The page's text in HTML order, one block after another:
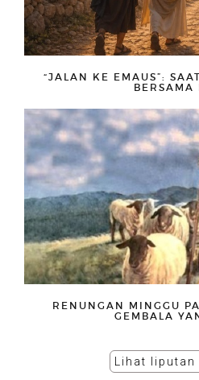
“JALAN KE EMAUS”:
BERSAMA
RENUNGAN MINGGU
GEMBALA
Lihat